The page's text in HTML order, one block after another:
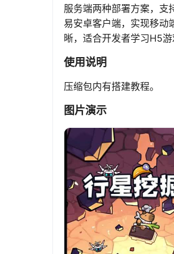
服务端两种部署方案，支
易安卓客户端，实现移动
晰，适合开发者学习H5
使用说明
压缩包内有搭建教程。
图片演示